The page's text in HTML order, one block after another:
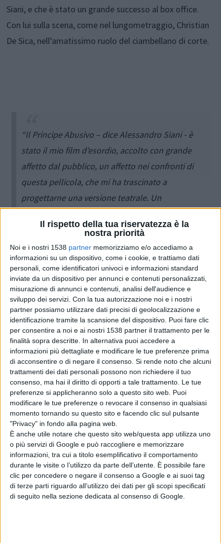
Il rispetto della tua riservatezza è la
nostra priorità
Noi e i nostri 1538 partner memorizziamo e/o accediamo a
informazioni su un dispositivo, come i cookie, e trattiamo dati
personali, come identificatori univoci e informazioni standard
inviate da un dispositivo per annunci e contenuti personalizzati,
misurazione di annunci e contenuti, analisi dell'audience e
sviluppo dei servizi. Con la tua autorizzazione noi e i nostri
partner possiamo utilizzare dati precisi di geolocalizzazione e
identificazione tramite la scansione del dispositivo. Puoi fare clic
per consentire a noi e ai nostri 1538 partner il trattamento per le
finalità sopra descritte. In alternativa puoi accedere a
informazioni più dettagliate e modificare le tue preferenze prima
di acconsentire o di negare il consenso. Si rende noto che alcuni
trattamenti dei dati personali possono non richiedere il tuo
consenso, ma hai il diritto di opporti a tale trattamento. Le tue
preferenze si applicheranno solo a questo sito web. Puoi
modificare le tue preferenze o revocare il consenso in qualsiasi
momento tornando su questo sito e facendo clic sul pulsante
"Privacy" in fondo alla pagina web.
È anche utile notare che questo sito web/questa app utilizza uno
o più servizi di Google e può raccogliere e memorizzare
informazioni, tra cui a titolo esemplificativo il comportamento
durante le visite o l’utilizzo da parte dell’utente. È possibile fare
clic per concedere o negare il consenso a Google e ai suoi tag
di terze parti riguardo all’utilizzo dei dati per gli scopi specificati
di seguito nella sezione dedicata al consenso di Google.
Siani, e che è stato un grande successo al box office.
Con lui sulla scena, come nel lungometraggio, Christian
De Sica, nell’amatissimo ruolo del ciambellano di corte.
“Il Principe Abusivo – dice Alessandro Siani - è
stato il mio film d'esordio, accolto con grande
affetto dal pubblico, un affetto nei confronti di
questa pellicola, che mi ha trascinato a
progettarne una versione teatrale. Un
tante novità musicali. Una favola moderna che
parla di ricchezza e povertà. Si dice…che il ricco
trova parenti tra gli sconosciuti, il povero trova
sconosciuti tra i parenti!”.
Lo spettacolo scritto e diretto da Alessandro Siani, che
interpreterà il ruolo del “povero” Antonio De Biase,
vedrà sulla scena oltre a Christian de Sica, anche la
bellissima Elena Cucci nel ruolo della principessa, Luis
Molteni che sarà il Re, Stefania De Francesco che
interpreta la verace cugina di Antonio, Jessica
Quagliarulo e ancora Ciro Salatino che sarà il principino
Gherez, e Antonio Fiorillo e Raffaele Musella, nei ruoli
rispettivamente di Sasone e Lelluccio, gli inseparabili
amici di Antonio.
Le musiche sono affidate al maestro Umberto Scipione,